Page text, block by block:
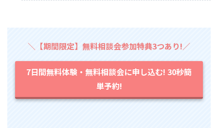
＼【期間限定】無料相談会参加特典3つあり!／
7日間無料体験・無料相談会に申し込む! 30秒簡
単予約!